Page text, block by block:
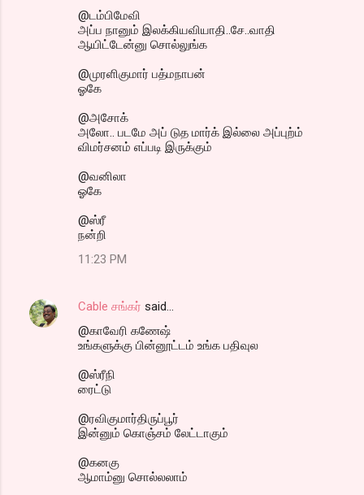
@டம்பிமேவி
அப்ப நானும் இலக்கியவியாதி..சே..வாதி
ஆயிட்டேன்னு சொல்லுங்க
@முரளிகுமார் பத்மநாபன்
ஓகே
@அசோக்
அலோ.. படமே அப் டுத மார்க் இல்லை அப்புற்ம்
விமர்சனம் எப்படி இருக்கும்
@வனிலா
ஓகே
@ஸ்ரீ
நன்றி
11:23 PM
Cable சங்கர் said…
@காவேரி கணேஷ்
உங்களுக்கு பின்னூட்டம் உங்க பதிவுல
@ஸ்ரீநி
ரைட்டு
@ரவிகுமார்திருப்பூர்
இன்னும் கொஞ்சம் லேட்டாகும்
@கனகு
ஆமாம்னு சொல்லலாம்